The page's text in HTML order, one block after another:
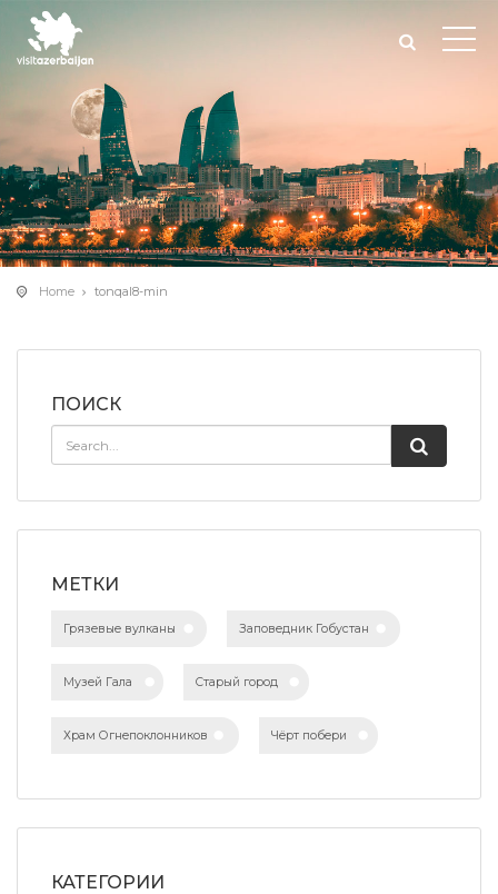
Home tonqal8-min
ПОИСК
МЕТКИ
Грязевые вулканы Заповедник Гобустан
Музей Гала Старый город
Храм Огнепоклонников Чёрт побери
КАТЕГОРИИ